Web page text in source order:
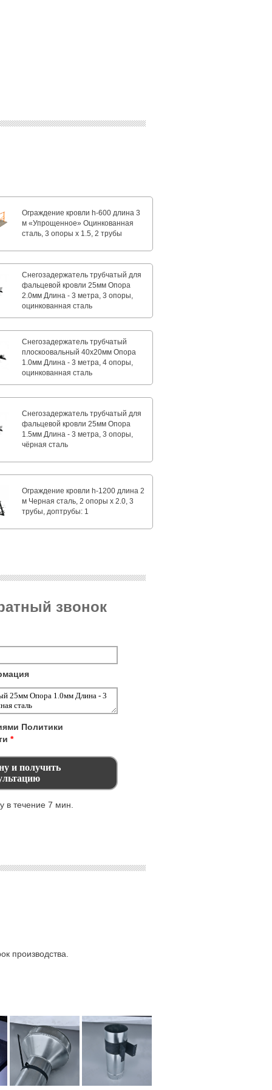
Ограждение кровли h-600 длина 3
м «Упрощенное» Оцинкованная
сталь, 3 опоры х 1.5, 2 трубы
Снегозадержатель трубчатый для
фальцевой кровли 25мм Опора
2.0мм Длина - 3 метра, 3 опоры,
оцинкованная сталь
Снегозадержатель трубчатый
плоскоовальный 40х20мм Опора
1.0мм Длина - 3 метра, 4 опоры,
оцинкованная сталь
Снегозадержатель трубчатый для
фальцевой кровли 25мм Опора
1.5мм Длина - 3 метра, 3 опоры,
чёрная сталь
Ограждение кровли h-1200 длина 2
м Черная сталь, 2 опоры х 2.0, 3
трубы, доптрубы: 1
звонок
Политики
*
течение 7 мин.
производства.